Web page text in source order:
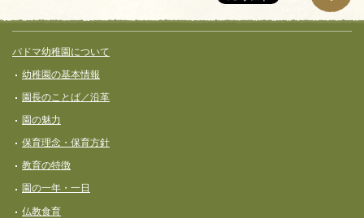
フッターコンテンツ
パドマ幼稚園について
幼稚園の基本情報
園長のことば／沿革
園の魅力
保育理念・保育⽅針
教育の特徴
園の一年・一日
仏教食育